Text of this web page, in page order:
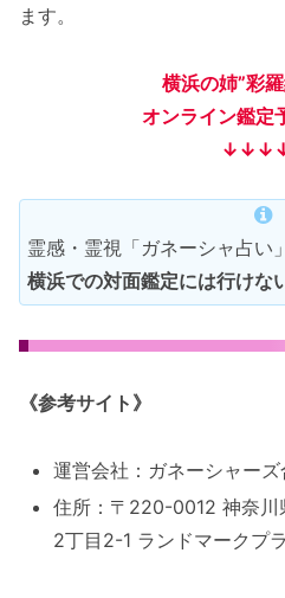
ます。
横浜の姉”彩
オンライン鑑定
霊感・霊視「ガネーシャ占い
横浜での対面鑑定には行けな
トランス
神奈川県横浜市で占いをお探
5Fにある霊感占い ガネーシ
恋愛、仕事などのご相談に、
《参考サイト》
運営会社：ガネーシャーズ
住所：〒220-0012 神奈川
2丁目2-1 ランドマークプ